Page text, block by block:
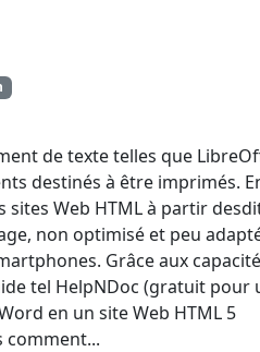
de texte telles que
destinés à être imprimés.
Web HTML à partir
non optimisé et peu
Grâce aux
tel HelpNDoc (gratuit pour
en un site Web HTML 5